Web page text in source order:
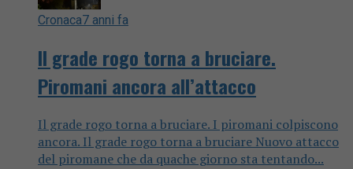
Cronaca7 anni fa
Il grade rogo torna a bruciare.
Piromani ancora all’attacco
Il grade rogo torna a bruciare. I piromani colpiscono
ancora. Il grade rogo torna a bruciare Nuovo attacco
del piromane che da quache giorno sta tentando...